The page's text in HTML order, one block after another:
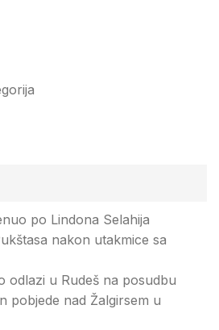
po Lindona Selahija
nakon utakmice sa
odlazi u Rudeš na posudbu
pobjede nad Žalgirsem u